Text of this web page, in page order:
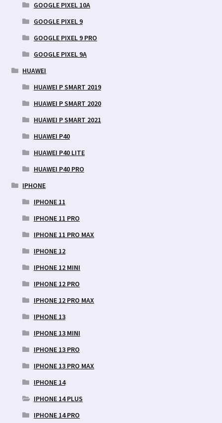
GOOGLE PIXEL 10A
GOOGLE PIXEL 9
GOOGLE PIXEL 9 PRO
GOOGLE PIXEL 9A
HUAWEI
HUAWEI P SMART 2019
HUAWEI P SMART 2020
HUAWEI P SMART 2021
HUAWEI P40
HUAWEI P40 LITE
HUAWEI P40 PRO
IPHONE
IPHONE 11
IPHONE 11 PRO
IPHONE 11 PRO MAX
IPHONE 12
IPHONE 12 MINI
IPHONE 12 PRO
IPHONE 12 PRO MAX
IPHONE 13
IPHONE 13 MINI
IPHONE 13 PRO
IPHONE 13 PRO MAX
IPHONE 14
IPHONE 14 PLUS
IPHONE 14 PRO